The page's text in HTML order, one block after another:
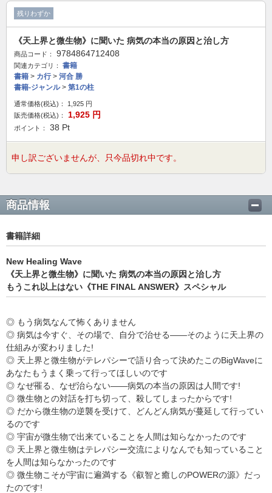
残りわずか
《天上界と微生物》に聞いた 病気の本当の原因と治し方
商品コード： 9784864712408
関連カテゴリ：
書籍
書籍 > カ行> 河合 勝
書籍-ジャンル> 第1の柱
通常価格(税込)： 1,925 円
販売価格(税込)：
1,925 円
ポイント： 38 Pt
申し訳ございませんが、只今品切れ中です。
商品情報
書籍詳細
New Healing Wave
《天上界と微生物》に聞いた 病気の本当の原因と治し方
もうこれ以上はない《THE FINAL ANSWER》スペシャル
◎ もう病気なんて怖くありません
◎ 病気は今すぐ、その場で、自分で治せる――そのように天上界の
仕組みが変わりました!
◎ 天上界と微生物がテレパシーで語り合って決めたこのBigWaveに
あなたもうまく乗って行ってほしいのです
◎ なぜ罹る、なぜ治らない――病気の本当の原因は人間です!
◎ 微生物との対話を打ち切って、殺してしまったからです!
◎ だから微生物の逆襲を受けて、どんどん病気が蔓延して行ってい
るのです
◎ 宇宙が微生物で出来ていることを人間は知らなかったのです
◎ 天上界と微生物はテレパシー交流によりなんでも知っていること
を人間は知らなかったのです
◎ 微生物こそが宇宙に遍満する《叡智と癒しのPOWERの源》だっ
たのです!